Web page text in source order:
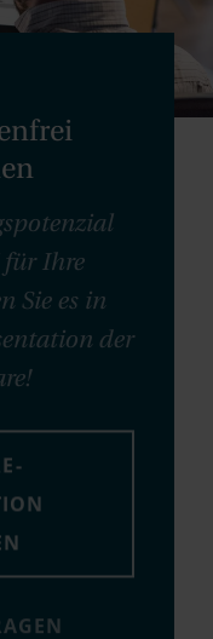
Ihre
Sie es in
der